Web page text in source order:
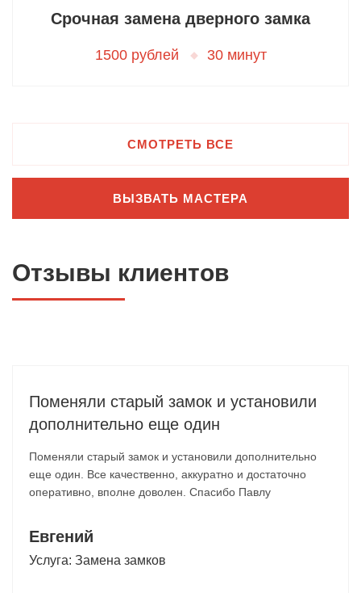
Срочная замена дверного замка
1500 рублей 30 минут
СМОТРЕТЬ ВСЕ
ВЫЗВАТЬ МАСТЕРА
Отзывы клиентов
Поменяли старый замок и установили
дополнительно еще один
Поменяли старый замок и установили дополнительно
еще один. Все качественно, аккуратно и достаточно
оперативно, вполне доволен. Спасибо Павлу
Евгений
Услуга: Замена замков